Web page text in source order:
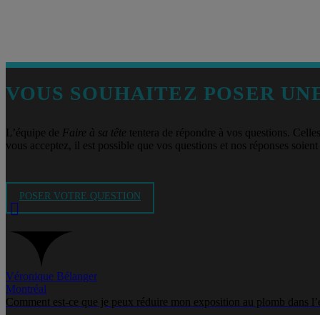
VOUS SOUHAITEZ POSER
L’équipe de Faire à sa tête tentera de répondre à vos questions.
vous acceptez, il est possible que vos questions et nos réponses
POSER VOTRE QUESTION
Véronique Bélanger
Montréal
Comment est-ce que je peux réduire mon exposition au plomb dans